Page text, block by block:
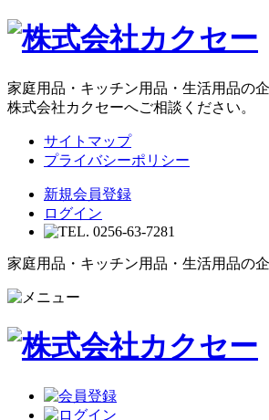
家庭用品・キッチン用品・生活用品の
株式会社カクセーへご相談ください。
サイトマップ
プライバシーポリシー
新規会員登録
ログイン
家庭用品・キッチン用品・生活用品の